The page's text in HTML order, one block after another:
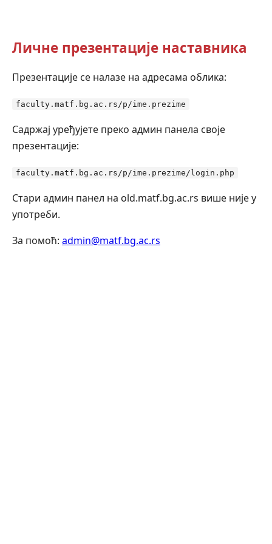
Личне презентације наставника
Презентације се налазе на адресама облика:
faculty.matf.bg.ac.rs/p/ime.prezime
Садржај уређујете преко админ панела своје
презентације:
faculty.matf.bg.ac.rs/p/ime.prezime/login.php
Стари админ панел на old.matf.bg.ac.rs више није у
употреби.
За помоћ: admin@matf.bg.ac.rs